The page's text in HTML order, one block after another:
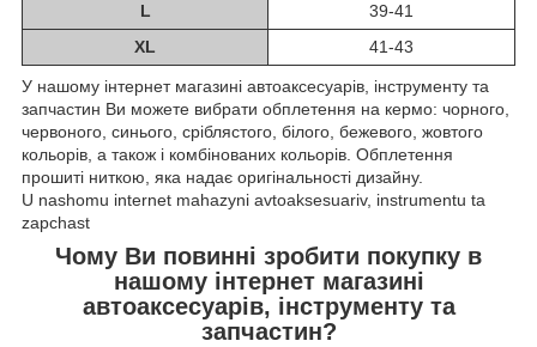
L
39-41
XL
41-43
У нашому інтернет магазині автоаксесуарів, інструменту та
запчастин Ви можете вибрати обплетення на кермо: чорного,
червоного, синього, сріблястого, білого, бежевого, жовтого
кольорів, а також і комбінованих кольорів. Обплетення
прошиті ниткою, яка надає оригінальності дизайну.
U nashomu internet mahazyni avtoaksesuariv, instrumentu ta
zapchast
Чому Ви повинні зробити покупку в
нашому інтернет магазині
автоаксесуарів, інструменту та
запчастин?